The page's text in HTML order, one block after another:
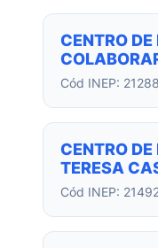
CENTRO
Cód INEP:
CENTRO
TERESA
Cód INEP: